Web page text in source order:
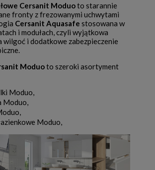
Cersanit Moduoto starannie
fronty z frezowanymi uchwytami
Cersanit Aquasafe stosowana w
i modułach, czyli wyjątkowa
wilgoć i dodatkowe zabezpieczenie
Moduoto szeroki asortyment
Moduo,
Moduo,